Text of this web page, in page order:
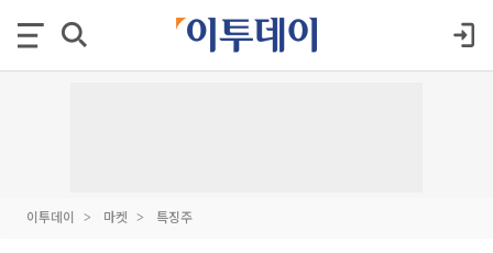
이투데이 마켓 특징주